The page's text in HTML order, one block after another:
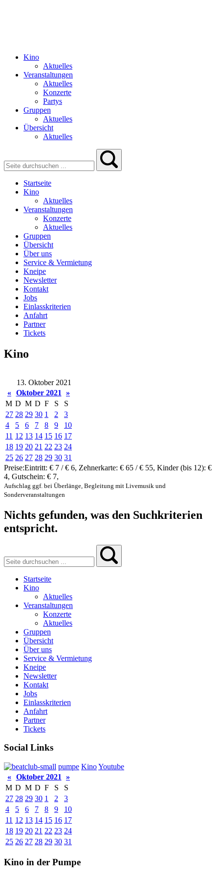
Kino
Aktuelles
Veranstaltungen
Aktuelles
Konzerte
Partys
Gruppen
Aktuelles
Übersicht
Aktuelles
Startseite
Kino
Aktuelles
Veranstaltungen
Konzerte
Aktuelles
Gruppen
Übersicht
Über uns
Service & Vermietung
Kneipe
Newsletter
Kontakt
Jobs
Einlasskriterien
Anfahrt
Partner
Tickets
Kino
13. Oktober 2021
« Oktober 2021
»
M D M D F S
S
27 28 29 30 1 2
3
4
5 6 7 8 9
10
11 12 13 14 15 16 17
18 19 20 21 22 23 24
25 26 27 28 29 30 31
Preise:Eintritt: € 7 / € 6, Zehnerkarte: € 65 / € 55, Kinder (bis 12): €
4, Gutschein: € 7,
Aufschlag ggf. bei Überlänge, Begleitung mit Livemusik und
Sonderveranstaltungen
Nichts gefunden, was den Suchkriterien
entspricht.
Startseite
Kino
Aktuelles
Veranstaltungen
Konzerte
Aktuelles
Gruppen
Übersicht
Über uns
Service & Vermietung
Kneipe
Newsletter
Kontakt
Jobs
Einlasskriterien
Anfahrt
Partner
Tickets
Social Links
pumpe KinoYoutube
« Oktober 2021
»
M D M D F S
S
27 28 29 30 1 2
3
4
5 6 7 8 9
10
11 12 13 14 15 16 17
18 19 20 21 22 23 24
25 26 27 28 29 30 31
Kino in der Pumpe